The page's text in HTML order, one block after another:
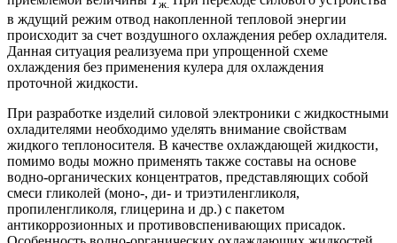
ж.
в ждущий режим отвод накопленной тепловой энергии
происходит за счет воздушного охлаждения ребер охладителя.
Данная ситуация реализуема при упрощенной схеме
охлаждения без применения кулера для охлаждения
проточной жидкости.
При разработке изделий силовой электроники с жидкостными
охладителями необходимо уделять внимание свойствам
жидкого теплоносителя. В качестве охлаждающей жидкости,
помимо воды можно применять также составы на основе
водно-органических концентратов, представляющих собой
смеси гликолей (моно-, ди- и триэтиленгликоля,
пропиленгликоля, глицерина и др.) с пакетом
антикоррозионных и противовспенивающих присадок.